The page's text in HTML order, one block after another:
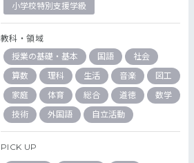
小学校特別支援学級
教科・領域
授業の基礎・基本
国語
社会
算数
理科 生活 音楽
図工
家庭
体育 総合 道徳
数学
技術
外国語 自立活動
PICK UP